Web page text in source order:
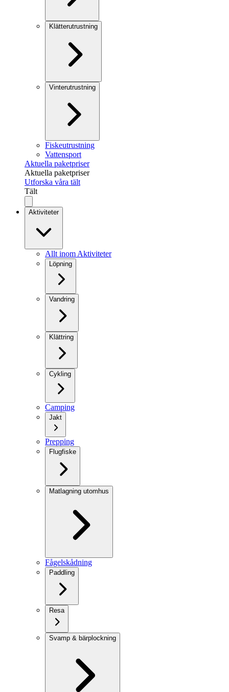
Klätterutrustning
Vinterutrustning
Fiskeutrustning
Vattensport
Aktuella paketpriser
Aktuella paketpriser
Utforska våra tält
Tält
Aktiviteter
Allt inom Aktiviteter
Löpning
Vandring
Klättring
Cykling
Camping
Jakt
Prepping
Flugfiske
Matlagning utomhus
Fågelskådning
Paddling
Resa
Svamp & bärplockning